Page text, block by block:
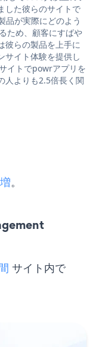
した彼らのサイトで
が実際にどのよう
ため、顧客にすばや
彼らの製品を上手に
サイト体験を提供し
イトでpowrアプリを
人よりも2.5倍長く関
。
サイト内で